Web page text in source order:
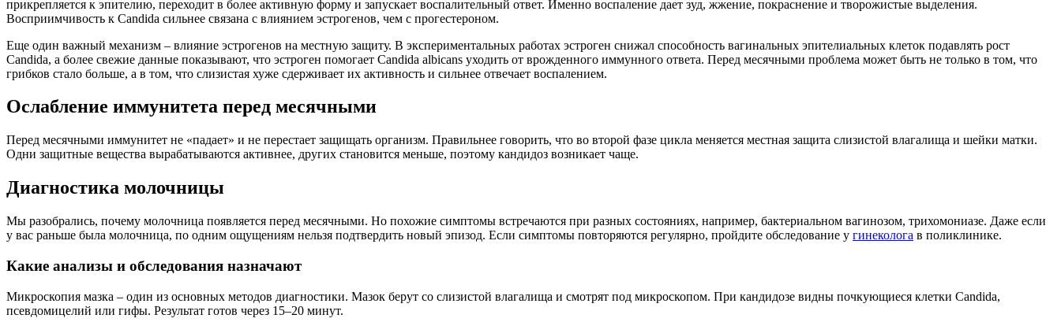
прикрепляется к эпителию, переходит в более активную форму и запускает воспалительный ответ. Именно воспаление дает зуд, жжение, покраснение и творожистые выделения.
Восприимчивость к Candida сильнее связана с влиянием эстрогенов, чем с прогестероном.
Еще один важный механизм – влияние эстрогенов на местную защиту. В экспериментальных работах эстроген снижал способность вагинальных эпителиальных клеток подавлять рост
Candida, а более свежие данные показывают, что эстроген помогает Candida albicans уходить от врожденного иммунного ответа. Перед месячными проблема может быть не только в том, что
грибков стало больше, а в том, что слизистая хуже сдерживает их активность и сильнее отвечает воспалением.
Ослабление иммунитета перед месячными
Перед месячными иммунитет не «падает» и не перестает защищать организм. Правильнее говорить, что во второй фазе цикла меняется местная защита слизистой влагалища и шейки матки.
Одни защитные вещества вырабатываются активнее, других становится меньше, поэтому кандидоз возникает чаще.
Диагностика молочницы
Мы разобрались, почему молочница появляется перед месячными. Но похожие симптомы встречаются при разных состояниях, например, бактериальном вагинозом, трихомониазе. Даже если
у вас раньше была молочница, по одним ощущениям нельзя подтвердить новый эпизод. Если симптомы повторяются регулярно, пройдите обследование у гинеколога в поликлинике.
Какие анализы и обследования назначают
Микроскопия мазка – один из основных методов диагностики. Мазок берут со слизистой влагалища и смотрят под микроскопом. При кандидозе видны почкующиеся клетки Candida,
псевдомицелий или гифы. Результат готов через 15–20 минут.